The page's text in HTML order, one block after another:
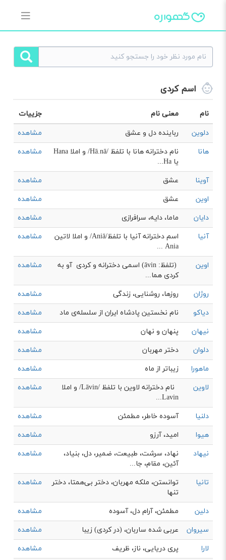
اسم کردی
نام معنی نام
جزییات
دلوین
رباینده دل و عشق
مشاهده
هانا
نام دخترانه هانا با تلفظ /Hā.nā/ و املا Hana
یا Ha...
مشاهده
آوینا عشق
مشاهده
اوین
عشق
مشاهده
دایان
ماما، دایه، سرافرازی
مشاهده
آنیا
اسم دخترانه آنیا با تلفظ/Aniā/ و املا لاتین
Ania ...
مشاهده
اوین
(تلفظ: āvin) اسمی دخترانه و کردی آو به
کردی هما...
مشاهده
روژان روزها، روشنایی، زندگی
مشاهده
دیاکو
نام نخستين پادشاه ایران از سلسله‌ی ماد
مشاهده
نیهان
پنهان و نهان
مشاهده
دلوان
دختر مهربان
مشاهده
ماهورا
زیباتر از ماه
مشاهده
لاوین
نام دخترانه لاوین با تلفظ /Lāvin/ و املا
Lavin...
مشاهده
دلنیا آسوده خاطر، مطمئن
مشاهده
هیوا
امید، آرزو
مشاهده
نیهاد
نهاد، سرشت، طبيعت، ضمير، دل، بنياد،
آئين، مقام، جا...
مشاهده
تانیا
توانستن، ملکه مهربان، دختر بی‌همتا، دختر
تنها
مشاهده
دلین مطمئن، آرام دل، آسوده
مشاهده
سیروان
عربی شده ساربان، (در کردی) زیبا
مشاهده
لارا
پری دریایی، ناز، ظريف
مشاهده